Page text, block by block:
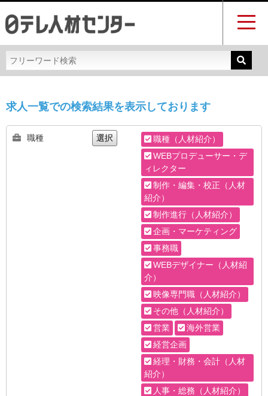
求人一覧での検索結果を表示しております
職種 選択
職種（人材紹介）
WEBプロデューサー・デ
ィレクター
制作・編集・校正（人材
紹介）
制作進行（人材紹介）
企画・マーケティング
事務職
WEBデザイナー（人材紹
介）
映像専門職（人材紹介）
その他（人材紹介）
営業
海外営業
経営企画
経理・財務・会計（人材
紹介）
人事・総務（人材紹介）